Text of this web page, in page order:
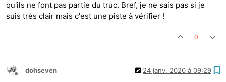
qu'ils ne font pas partie du truc. Bref, je ne sais pas si je
suis très clair mais c'est une piste à vérifier !
0
Hors-ligne
dohseven 24 janv. 2020 à 09:29